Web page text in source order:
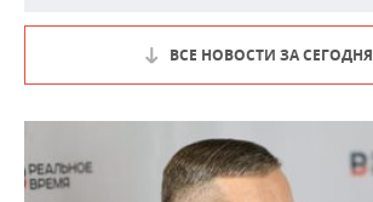
ВСЕ НОВОСТИ ЗА СЕГОДНЯ